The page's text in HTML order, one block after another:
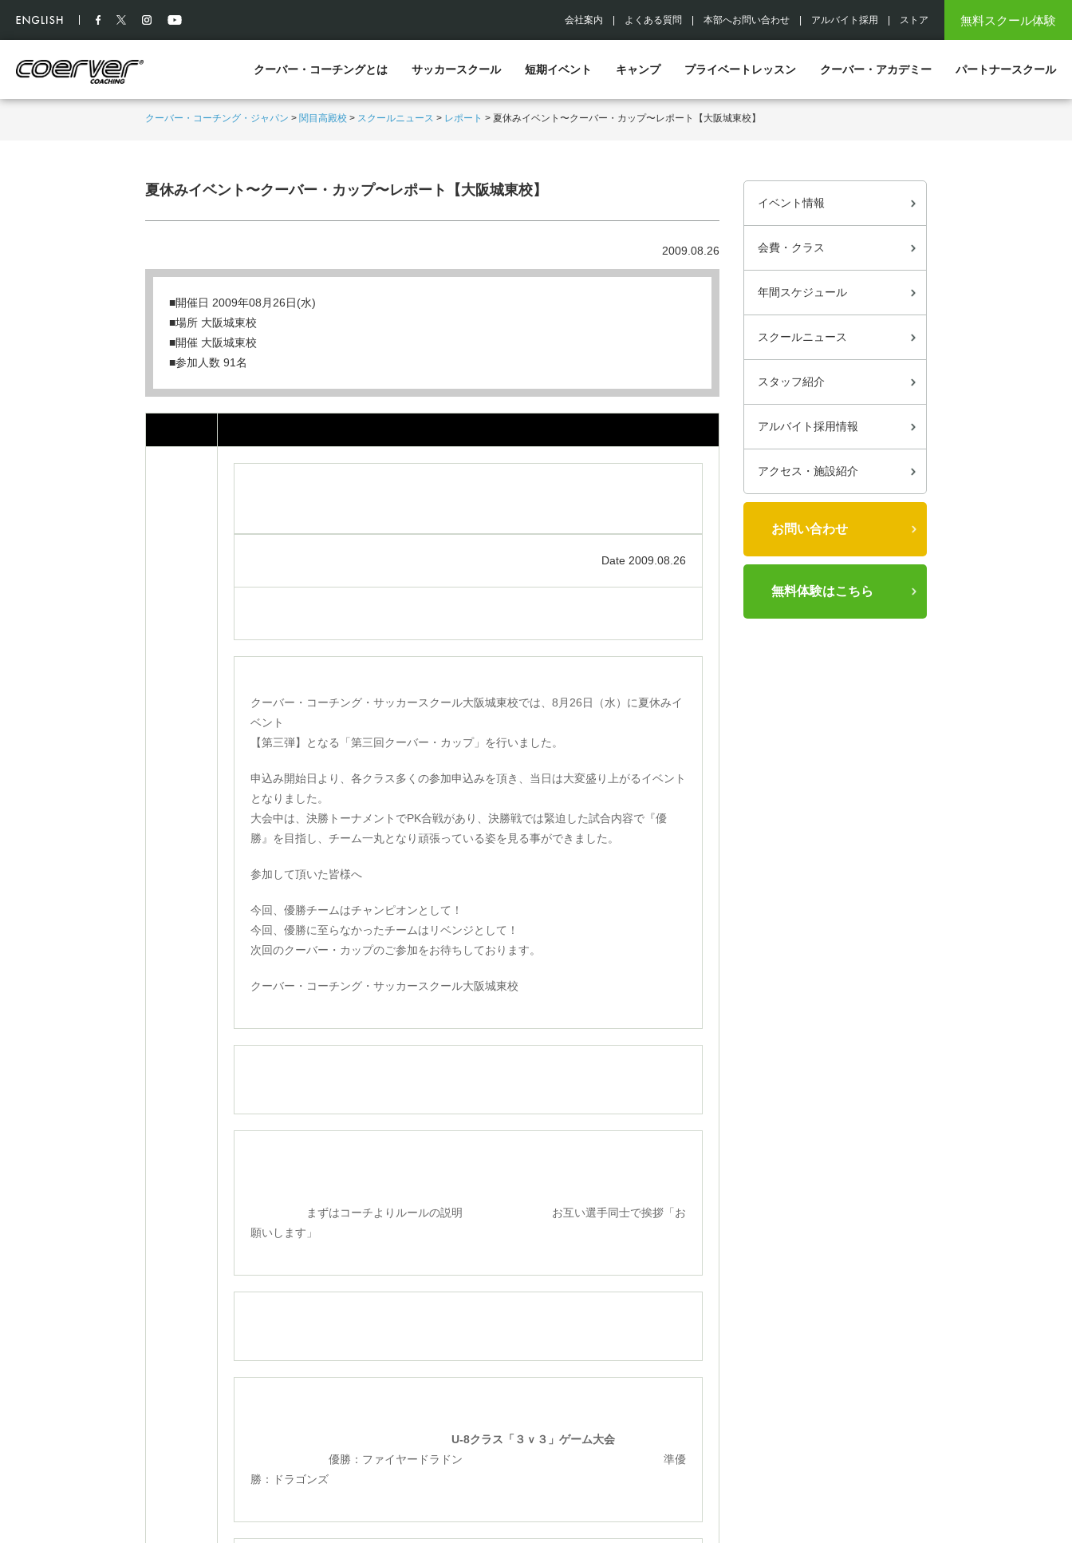
無料スクール体験
会社案内 よくある質問 本部へお問い合わせ アルバイト採用 ストア
クーバー・コーチングとは サッカースクール 短期イベント キャンプ プライベートレッスン クーバー・アカデミー パートナースクール
クーバー・コーチング・ジャパン > 関目高殿校 > スクールニュース > レポート > 夏休みイベント〜クーバー・カップ〜レポート【大阪城東校】
夏休みイベント〜クーバー・カップ〜レポート【大阪城東校】
2009.08.26
■開催日 2009年08月26日(水)
■場所 大阪城東校
■開催 大阪城東校
■参加人数 91名
Date 2009.08.26
クーバー・コーチング・サッカースクール大阪城東校では、8月26日（水）に夏休みイ
ベント
【第三弾】となる「第三回クーバー・カップ」を行いました。
申込み開始日より、各クラス多くの参加申込みを頂き、当日は大変盛り上がるイベント
となりました。
大会中は、決勝トーナメントでPK合戦があり、決勝戦では緊迫した試合内容で『優
勝』を目指し、チーム一丸となり頑張っている姿を見る事ができました。
参加して頂いた皆様へ
今回、優勝チームはチャンピオンとして！
今回、優勝に至らなかったチームはリベンジとして！
次回のクーバー・カップのご参加をお待ちしております。
クーバー・コーチング・サッカースクール大阪城東校
まずはコーチよりルールの説明 お互い選手同士で挨拶「お
願いします」
U-8クラス「３ｖ３」ゲーム大会
優勝：ファイヤードラドン 準優
勝：ドラゴンズ
イベント情報
会費・クラス
年間スケジュール
スクールニュース
スタッフ紹介
アルバイト採用情報
アクセス・施設紹介
お問い合わせ
無料体験はこちら